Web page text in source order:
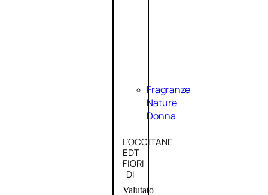
Fragranze
Nature
Donna
L’OCCITANE
EDT
FIORI
DI
Valutato